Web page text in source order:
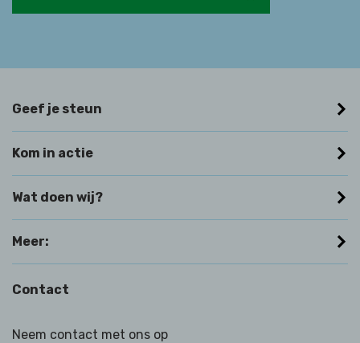
Geef je steun
Kom in actie
Wat doen wij?
Meer:
Contact
Neem contact met ons op